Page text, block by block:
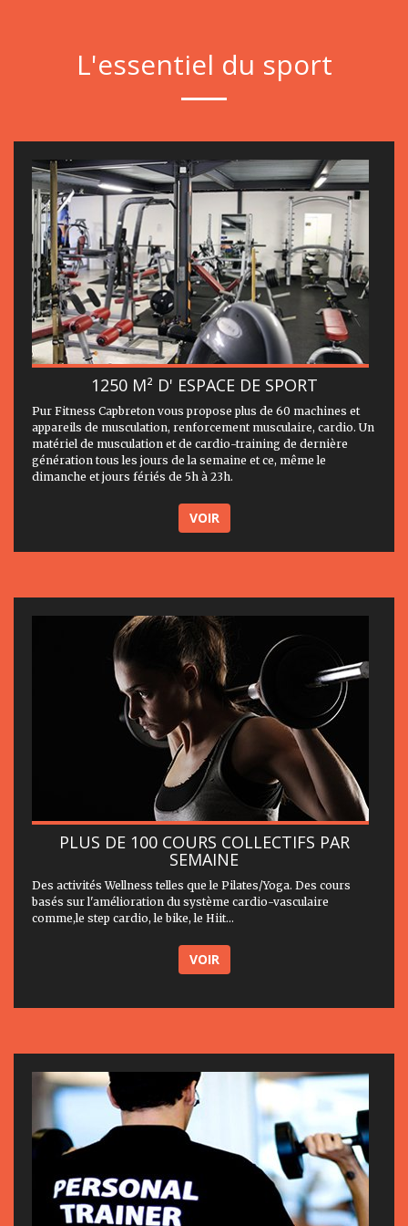
L'essentiel du sport
1250 M² D' ESPACE DE SPORT
Pur Fitness Capbreton vous propose plus de 60 machines et
appareils de musculation, renforcement musculaire, cardio. Un
matériel de musculation et de cardio-training de dernière
génération tous les jours de la semaine et ce, même le
dimanche et jours fériés de 5h à 23h.
VOIR
PLUS DE 100 COURS COLLECTIFS PAR
SEMAINE
Des activités Wellness telles que le Pilates/Yoga. Des cours
basés sur l'amélioration du système cardio-vasculaire
comme,le step cardio, le bike, le Hiit...
VOIR